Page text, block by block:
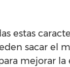
estas
sacar el
mejorar la